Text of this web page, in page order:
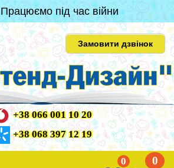
Працюємо під час війни
Замовити дзвінок
+38 066 001 10 20
+38 068 397 12 19
0 0